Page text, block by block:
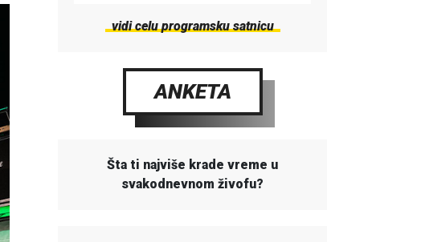
vidi celu programsku satnicu
ANKETA
Šta ti najviše krade vreme u
svakodnevnom živofu?